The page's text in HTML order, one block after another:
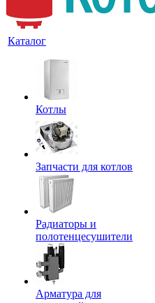
Каталог
Котлы
Запчасти для котлов
Радиаторы и
полотенцесушители
Арматура для